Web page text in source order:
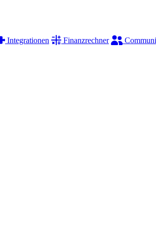
Integrationen Finanzrechner